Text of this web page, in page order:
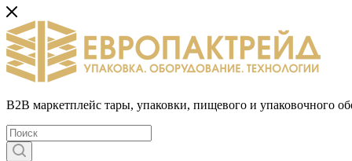
B2B маркетплейс тары, упаковки, пищевого и упаковочного